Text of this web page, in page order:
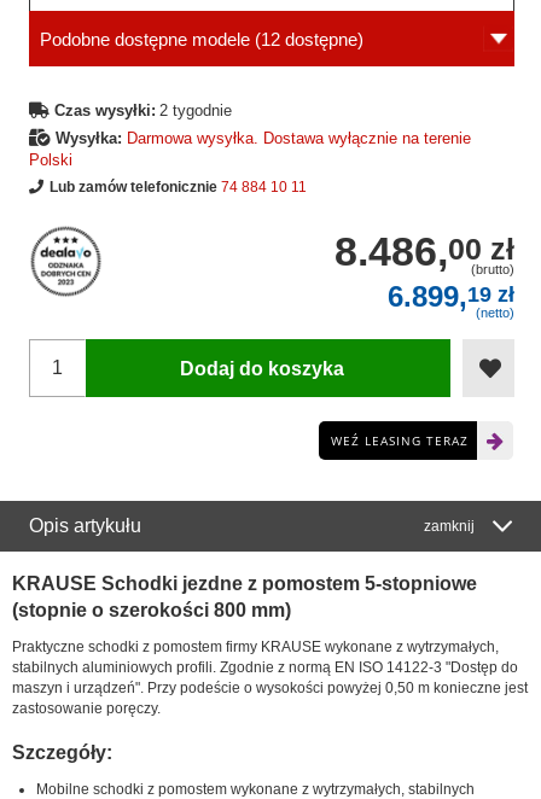
Podobne dostępne modele (12 dostępne)
Czas wysyłki: 2 tygodnie
Wysyłka: Darmowa wysyłka. Dostawa wyłącznie na terenie
Polski
Lub zamów telefonicznie 74 884 10 11
8.486,00 zł
(brutto)
6.899,19 zł
(netto)
Dodaj do koszyka
WEŹ LEASING TERAZ
Opis artykułu zamknij
KRAUSE Schodki jezdne z pomostem 5-stopniowe
(stopnie o szerokości 800 mm)
Praktyczne schodki z pomostem firmy KRAUSE wykonane z wytrzymałych,
stabilnych aluminiowych profili. Zgodnie z normą EN ISO 14122-3 "Dostęp do
maszyn i urządzeń". Przy podeście o wysokości powyżej 0,50 m konieczne jest
zastosowanie poręczy.
Szczegóły:
Mobilne schodki z pomostem wykonane z wytrzymałych, stabilnych